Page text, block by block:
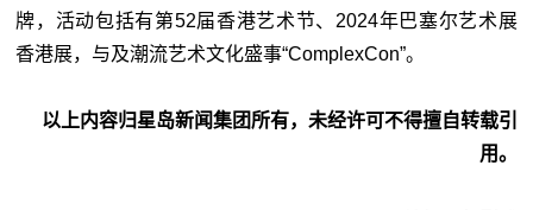
牌，活动包括有第52届香港艺术节、2024年巴塞尔艺术展
香港展，与及潮流艺术文化盛事“ComplexCon”。
以上内容归星岛新闻集团所有，未经许可不得擅自转载引
用。